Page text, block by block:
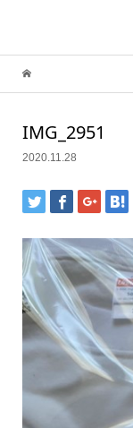
IMG_2951
2020.11.28